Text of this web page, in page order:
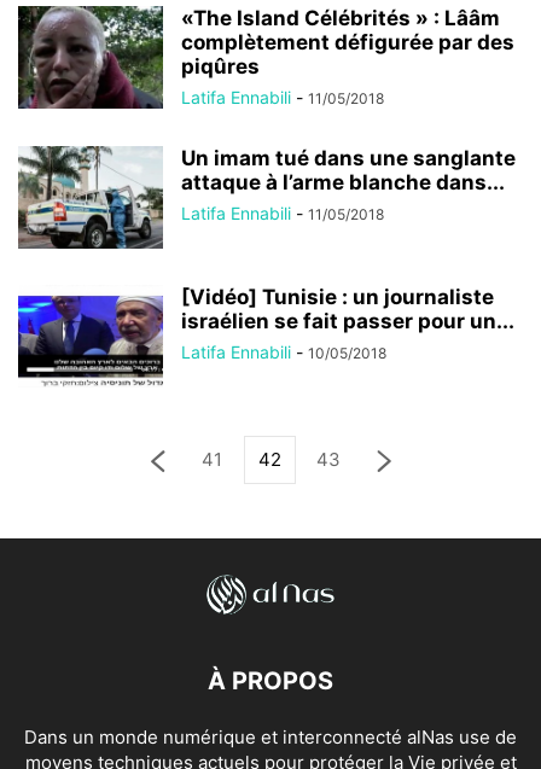
«The Island Célébrités » : Lââm
complètement défigurée par des
piqûres
Latifa Ennabili - 11/05/2018
Un imam tué dans une sanglante
attaque à l’arme blanche dans...
Latifa Ennabili - 11/05/2018
[Vidéo] Tunisie : un journaliste
israélien se fait passer pour un...
Latifa Ennabili - 10/05/2018
41 42 43
À PROPOS
Dans un monde numérique et interconnecté alNas use de
moyens techniques actuels pour protéger la Vie privée et